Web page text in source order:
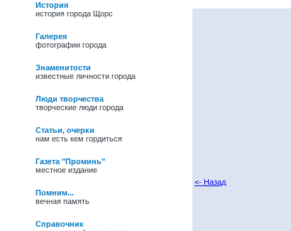
История
история города Щорс
Галерея
фотографии города
Знаменитости
известные личности города
Люди творчества
творческие люди города
Статьи, очерки
нам есть кем гордиться
Газета "Проминь"
местное издание
Помним...
вечная память
Справочник
<- Назад